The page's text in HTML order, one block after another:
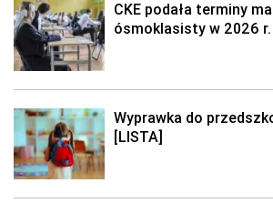
CKE podała terminy
ósmoklasisty w 2026
Wyprawka do
[LISTA]